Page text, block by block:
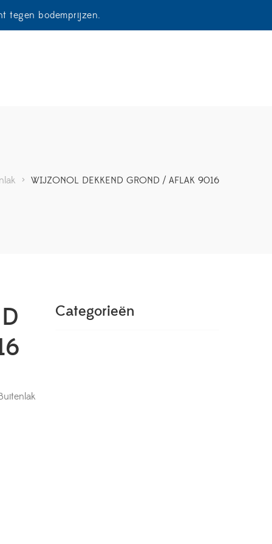
tegen bodemprijzen.
> WIJZONOL DEKKEND GROND / AFLAK 9016
Categorieën